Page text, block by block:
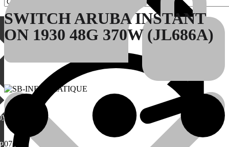
Pages
SWITCH ARUBA INSTANT
ON 1930 48G 370W (JL686A)
07Août